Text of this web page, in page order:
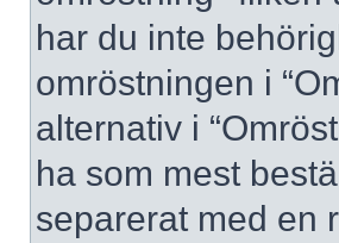
har du inte
omröstningen i
alternativ i
ha som mest
separerat med en